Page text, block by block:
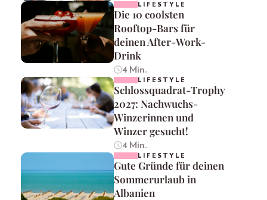
LIFESTYLE
Die 10 coolsten
Rooftop-Bars für
deinen After-Work-
Drink
4 Min.
LIFESTYLE
Schlossquadrat-Trophy
2027: Nachwuchs-
Winzerinnen und
Winzer gesucht!
4 Min.
LIFESTYLE
Gute Gründe für deinen
Sommerurlaub in
Albanien